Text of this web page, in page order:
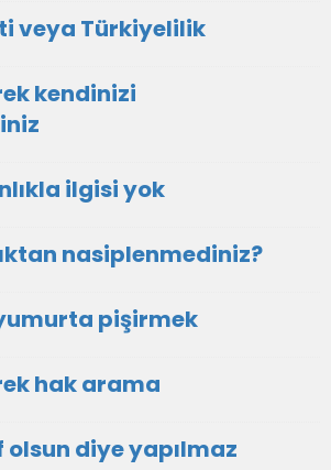
veya Türkiyelilik
kendinizi
ilgisi yok
nasiplenmediniz?
pişirmek
hak arama
olsun diye yapılmaz